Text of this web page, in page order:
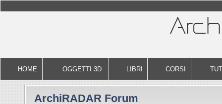
HOME OGGETTI 3D LIBRI CORSI
ArchiRADAR Forum